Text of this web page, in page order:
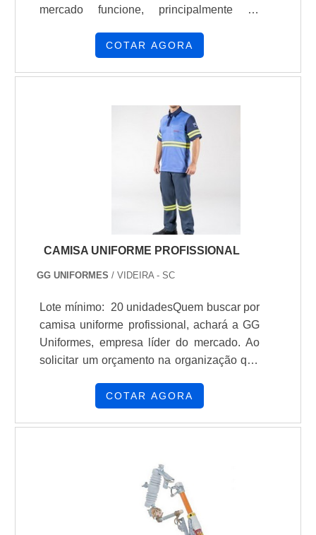
mercado funcione, principalmente se
Porém, para que os funcionários desse
que utilizem Equipamentos de Proteção
operário e cumpra com as regras. Dentre as
utilizações nos nichos industriais, é
possível ressaltar: Fabricação de produtos;
Reforma de produtos; Ser.
COTAR AGORA
CAMISA UNIFORME PROFISSIONAL
GG UNIFORMES / VIDEIRA - SC
Lote mínimo: 20 unidadesQuem buscar por
camisa uniforme profissional, achará a GG
Uniformes, empresa líder do mercado. Ao
solicitar um orçamento na organização que
acesso a produtos de primeira linha.
profissional, com a equipe da GG
custo-benefício e suporte via
WhatsApp.MAIS SOBRE A CAMISA
UNIFORME PROFISSIONALA GG
Uniformes canaliza sua energia em
COTAR AGORA